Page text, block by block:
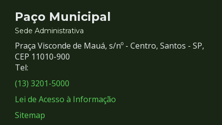
Contato
e
Redes
Sociais
Paço Municipal
Sede Administrativa
Praça Visconde de Mauá, s/nº - Centro, Santos - SP,
CEP 11010-900
Tel:
(13) 3201-5000
Lei de Acesso à Informação
Sitemap